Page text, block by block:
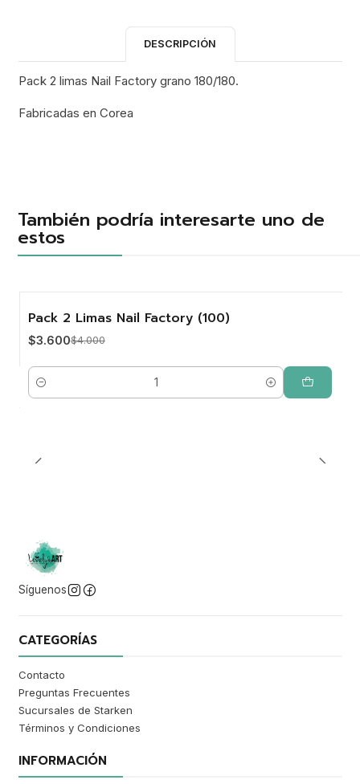
DESCRIPCIÓN
Pack 2 limas Nail Factory grano 180/180.
Fabricadas en Corea
También podría interesarte uno de
estos
Pack 2 Limas Nail Factory (100)
$3.600$4.000
Cantidad
Síguenos
CATEGORÍAS
Contacto
Preguntas Frecuentes
Sucursales de Starken
Términos y Condiciones
INFORMACIÓN